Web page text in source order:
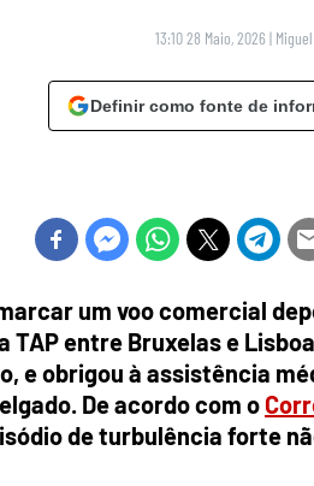
13:10 28 Maio, 2026 |
Definir como fonte de
um voo comercial
TAP entre Bruxelas e
e obrigou à assistência
De acordo com o
de turbulência forte